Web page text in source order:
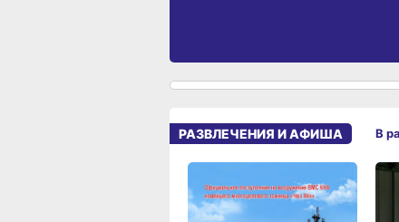
РАЗВЛЕЧЕНИЯ И АФИША В